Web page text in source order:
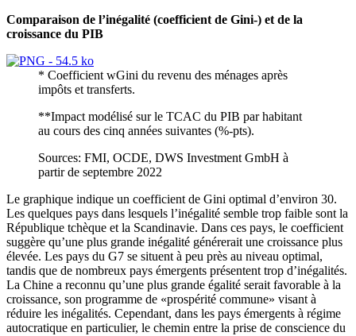
Comparaison de l’inégalité (coefficient de Gini-) et de la
croissance du PIB
* Coefficient wGini du revenu des ménages après
impôts et transferts.
**Impact modélisé sur le TCAC du PIB par habitant
au cours des cinq années suivantes (%-pts).
Sources: FMI, OCDE, DWS Investment GmbH à
partir de septembre 2022
Le graphique indique un coefficient de Gini optimal d’environ 30.
Les quelques pays dans lesquels l’inégalité semble trop faible sont la
République tchèque et la Scandinavie. Dans ces pays, le coefficient
suggère qu’une plus grande inégalité générerait une croissance plus
élevée. Les pays du G7 se situent à peu près au niveau optimal,
tandis que de nombreux pays émergents présentent trop d’inégalités.
La Chine a reconnu qu’une plus grande égalité serait favorable à la
croissance, son programme de «prospérité commune» visant à
réduire les inégalités. Cependant, dans les pays émergents à régime
autocratique en particulier, le chemin entre la prise de conscience du